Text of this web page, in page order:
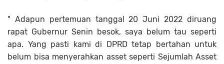
" Adapun pertemuan tanggal 20 Juni 2022 diruang
rapat Gubernur Senin besok, saya belum tau seperti
apa. Yang pasti kami di DPRD tetap bertahan untuk
belum bisa menyerahkan asset seperti Sejumlah Asset